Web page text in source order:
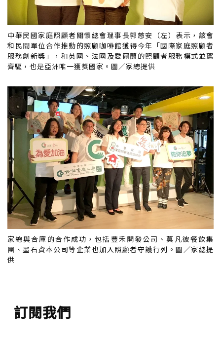
中華民國家庭照顧者關懷總會理事長郭慈安（左）表示，該會
和民間單位合作推動的照顧咖啡館獲得今年「國際家庭照顧者
服務創新獎」，和英國、法國及愛爾蘭的照顧者服務模式並駕
齊驅，也是亞洲唯一獲獎國家。圖／家總提供
家總與合庫的合作成功，包括豐禾開發公司、莫凡彼餐飲集
團、墨石資本公司等企業也加入照顧者守護行列。圖／家總提
供
訂閱我們